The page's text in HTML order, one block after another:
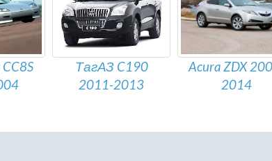
ТагАЗ C190
2011-2013
Acura ZDX
2014